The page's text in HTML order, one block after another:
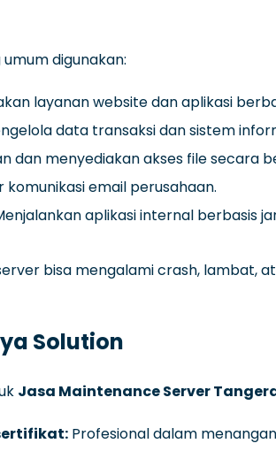
digunakan:
layanan website dan aplikasi
data transaksi dan sistem
dan menyediakan akses file secara
email perusahaan.
aplikasi internal berbasis
bisa mengalami crash, lambat,
Solution
Jasa Maintenance Server
Profesional dalam